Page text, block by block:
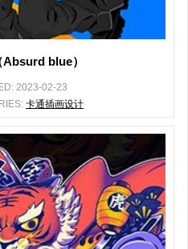
blue）
2023-02-23
卡通插画设计